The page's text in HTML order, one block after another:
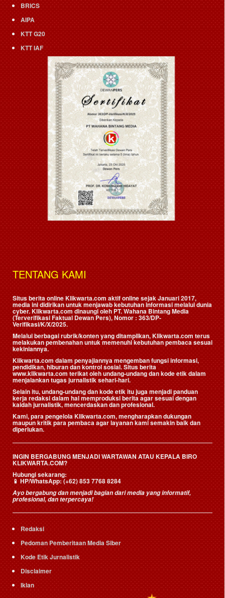
BRICS
AIPA
KTT G20
KTT IAF
TENTANG KAMI
Situs berita online Klikwarta.com aktif online sejak Januari 2017,
media ini didirikan untuk menjawab kebutuhan informasi melalui dunia
cyber. Klikwarta.com dinaungi oleh PT. Wahana Bintang Media
(Terverifikasi Faktual Dewan Pers), Nomor : 363/DP-
Verifikasi/K/X/2025.
Melalui berbagai rubrik/konten yang ditampilkan, Klikwarta.com terus
melakukan pembenahan untuk memenuhi kebutuhan pembaca sesuai
kekiniannya.
Klikwarta.com dalam penyajiannya mengemban fungsi informasi,
pendidikan, hiburan dan kontrol sosial. Situs berita
www.klikwarta.com terikat oleh undang-undang dan kode etik dalam
menjalankan tugas jurnalistik sehari-hari.
Selain itu, undang-undang dan kode etik itu juga menjadi panduan
kerja redaksi dalam hal memproduksi berita agar sesuai dengan
kaidah jurnalistik, mencerdaskan dan profesional.
Kami, para pengelola Klikwarta.com, mengharapkan dukungan
maupun kritik para pembaca agar layanan kami semakin baik dan
diperlukan.
INGIN BERGABUNG MENJADI WARTAWAN ATAU KEPALA BIRO
KLIKWARTA.COM?
Hubungi sekarang:
📱HP/WhatsApp:(+62) 853 7768 8284
Ayo bergabung dan menjadi bagian dari media yang informatif,
profesional, dan terpercaya!
Redaksi
Pedoman Pemberitaan Media Siber
Kode Etik Jurnalistik
Disclaimer
Iklan